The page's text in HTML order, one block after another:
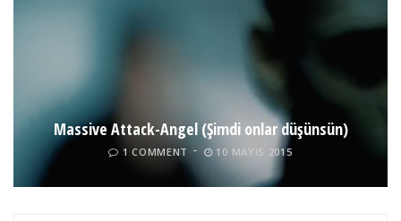
Massive Attack-Angel (Şimdi onlar düşünsün)
1 COMMENT 10 MAYIS 2015